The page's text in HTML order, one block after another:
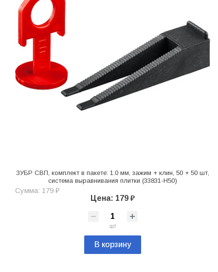
ЗУБР СВП, комплект в пакете: 1.0 мм, зажим + клин, 50 + 50 шт,
система выравнивания плитки (33831-H50)
Сумма: 179 ₽
Цена: 179 ₽
шт
В корзину